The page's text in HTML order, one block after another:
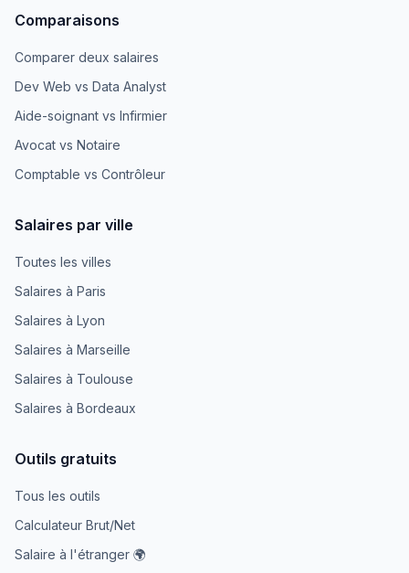
Comparaisons
Comparer deux salaires
Dev Web vs Data Analyst
Aide-soignant vs Infirmier
Avocat vs Notaire
Comptable vs Contrôleur
Salaires par ville
Toutes les villes
Salaires à Paris
Salaires à Lyon
Salaires à Marseille
Salaires à Toulouse
Salaires à Bordeaux
Outils gratuits
Tous les outils
Calculateur Brut/Net
Salaire à l'étranger 🌍